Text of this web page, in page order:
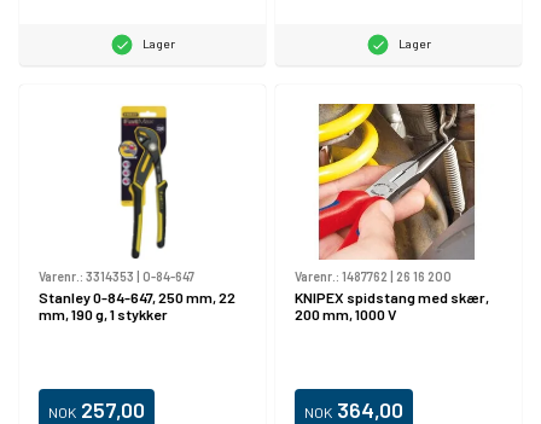
Lager Lager
Varenr.: 3314353 | 0-84-647
Stanley 0-84-647, 250 mm, 22
mm, 190 g, 1 stykker
NOK 257,00
Varenr.: 1487762 | 26 16 200
KNIPEX spidstang med skær,
200 mm, 1000 V
NOK 364,00